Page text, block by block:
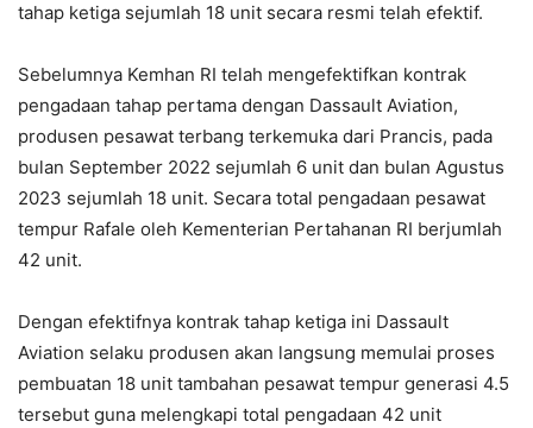
tahap ketiga sejumlah 18 unit secara resmi telah efektif.
Sebelumnya Kemhan RI telah mengefektifkan kontrak
pengadaan tahap pertama dengan Dassault Aviation,
produsen pesawat terbang terkemuka dari Prancis, pada
bulan September 2022 sejumlah 6 unit dan bulan Agustus
2023 sejumlah 18 unit. Secara total pengadaan pesawat
tempur Rafale oleh Kementerian Pertahanan RI berjumlah
42 unit.
Dengan efektifnya kontrak tahap ketiga ini Dassault
Aviation selaku produsen akan langsung memulai proses
pembuatan 18 unit tambahan pesawat tempur generasi 4.5
tersebut guna melengkapi total pengadaan 42 unit